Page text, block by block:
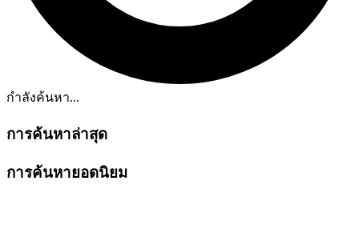
กำลังค้นหา...
การค้นหาล่าสุด
การค้นหายอดนิยม